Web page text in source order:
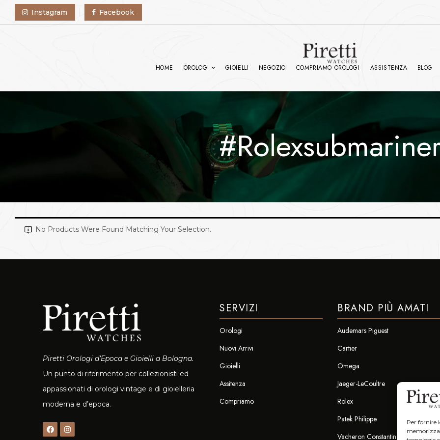
Per fornire
Instagram Facebook
HOME OROLOGI GIOIELLI NEGOZIO COMPRIAMO OROLOGI ASSISTENZA BLOG
No Products Were Found Matching Your Selection.
Piretti Orologi d’Epoca e Gioielli a Bologna.
Un punto di riferimento per collezionisti ed
appassionati di orologi vintage e di gioielleria
moderna e d’epoca.
SERVIZI
Orologi
Nuovi Arrivi
Gioielli
Assitenza
Compriamo
BRAND PIÙ AMATI
Audemars Piguest
Cartier
Omega
Jaeger-LeCoultre
Rolex
Patek Philippe
Vacheron Constantin